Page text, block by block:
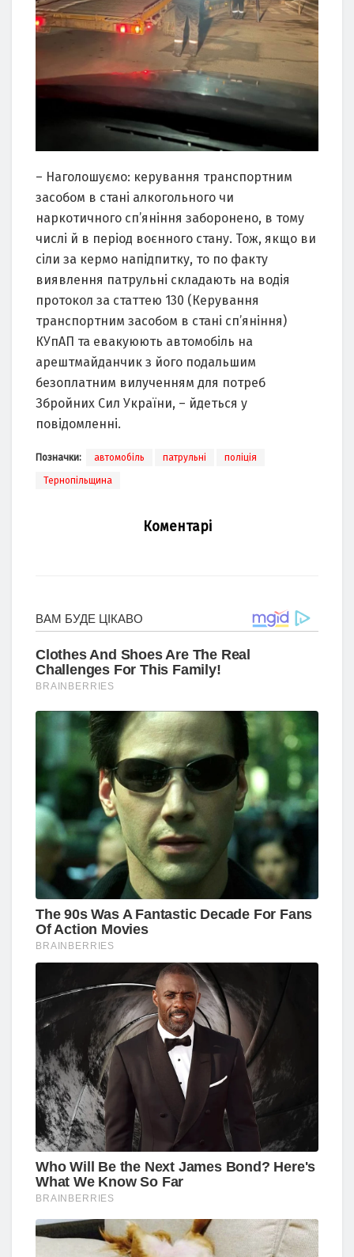
– Наголошуємо: керування транспортним
засобом в стані алкогольного чи
наркотичного сп’яніння заборонено, в тому
числі й в період воєнного стану. Тож, якщо ви
сіли за кермо напідпитку, то по факту
виявлення патрульні складають на водія
протокол за статтею 130 (Керування
транспортним засобом в стані сп’яніння)
КУпАП та евакуюють автомобіль на
арештмайданчик з його подальшим
безоплатним вилученням для потреб
Збройних Сил України, – йдеться у
повідомленні.
Позначки: автомобіль патрульні поліція
Тернопільщина
Коментарі